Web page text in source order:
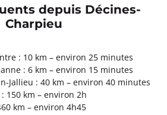
depuis Décines-
Charpieu
: 10 km – environ 25 minutes
: 6 km – environ 15 minutes
Jallieu : 40 km – environ 40 minutes
150 km – environ 2h
km – environ 4h45